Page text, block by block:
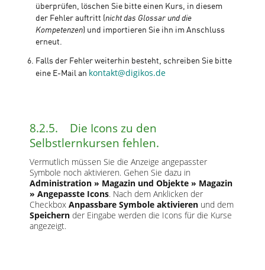
überprüfen, löschen Sie bitte einen Kurs, in diesem
der Fehler auftritt (nicht das Glossar und die
Kompetenzen) und importieren Sie ihn im Anschluss
erneut.
Falls der Fehler weiterhin besteht, schreiben Sie bitte
eine E-Mail an kontakt@digikos.de
8.2.5. Die Icons zu den
Selbstlernkursen fehlen.
Vermutlich müssen Sie die Anzeige angepasster
Symbole noch aktivieren. Gehen Sie dazu in
Administration » Magazin und Objekte » Magazin
» Angepasste Icons. Nach dem Anklicken der
Checkbox Anpassbare Symbole aktivieren und dem
Speichern der Eingabe werden die Icons für die Kurse
angezeigt.